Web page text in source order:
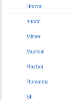
Horror
Istoric
Mister
Muzical
Razboi
Romantic
SF